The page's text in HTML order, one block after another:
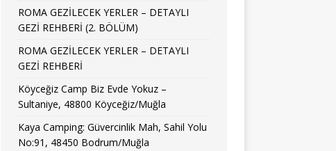
ROMA GEZİLECEK YERLER – DETAYLI
GEZİ REHBERİ (2. BÖLÜM)
ROMA GEZİLECEK YERLER – DETAYLI
GEZİ REHBERİ
Köyceğiz Camp Biz Evde Yokuz –
Sultaniye, 48800 Köyceğiz/Muğla
Kaya Camping: Güvercinlik Mah, Sahil Yolu
No:91, 48450 Bodrum/Muğla